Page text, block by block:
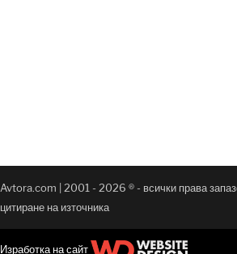
Avtora.com | 2001 - 2026 ® - всички права
цитиране на източника
Изработка на сайт